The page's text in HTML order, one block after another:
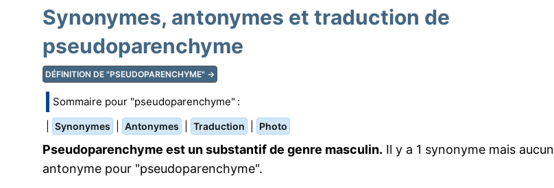
Synonymes, antonymes et traduction de
pseudoparenchyme
DÉFINITION DE "PSEUDOPARENCHYME" →
Sommaire pour "pseudoparenchyme" :
Synonymes Antonymes Traduction Photo
Pseudoparenchyme est un substantif de genre masculin. Il y a 1 synonyme mais aucun
antonyme pour "pseudoparenchyme".